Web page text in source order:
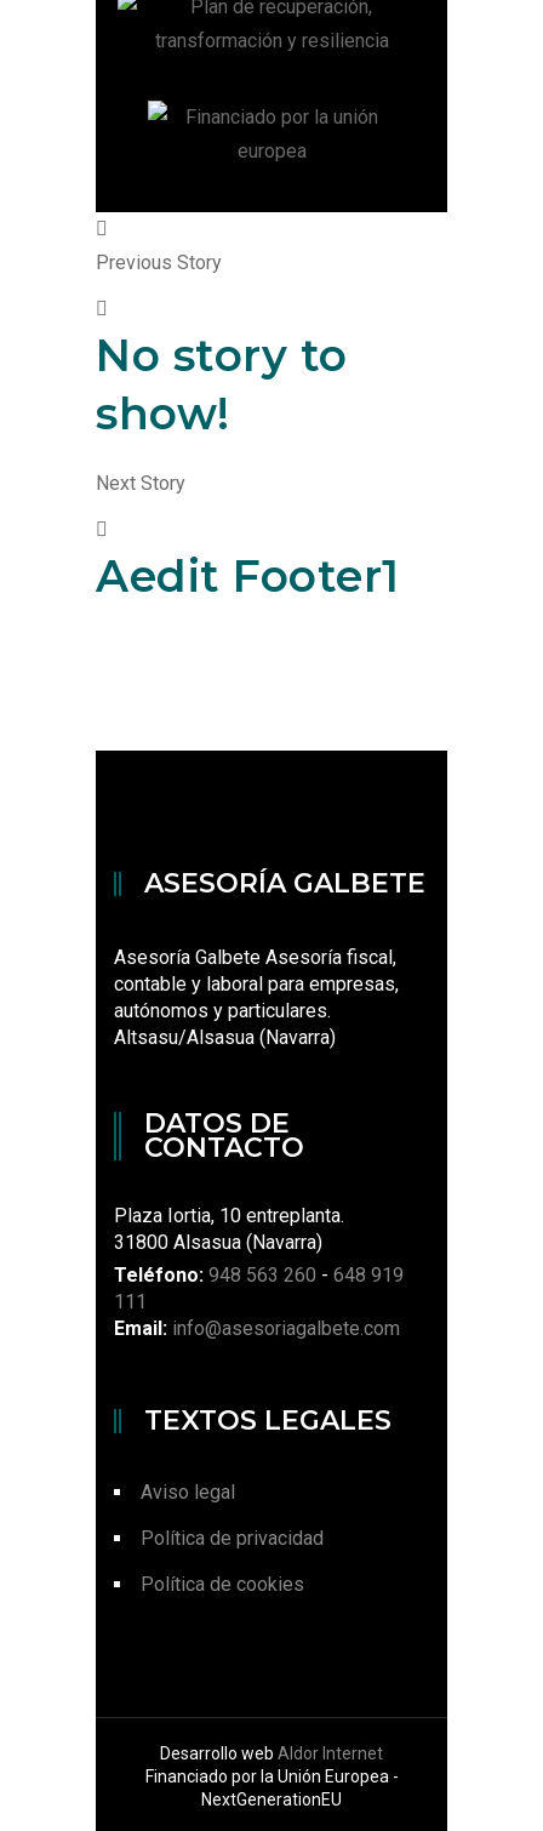
Previous Story
No story to
show!
Next Story
Aedit Footer1
ASESORÍA GALBETE
Asesoría Galbete Asesoría fiscal,
contable y laboral para empresas,
autónomos y particulares.
Altsasu/Alsasua (Navarra)
DATOS DE
CONTACTO
Plaza Iortia, 10 entreplanta.
31800 Alsasua (Navarra)
Teléfono: 948 563 260 - 648 919
111
Email: info@asesoriagalbete.com
TEXTOS LEGALES
Aviso legal
Política de privacidad
Política de cookies
Desarrollo web Aldor Internet
Financiado por la Unión Europea -
NextGenerationEU